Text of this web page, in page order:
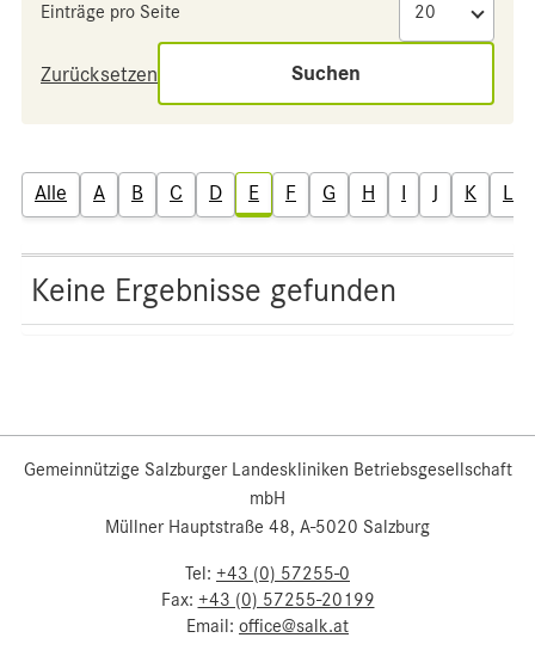
Einträge pro Seite
Zurücksetzen Suchen
Alle A B C D E F G H I J K L
Keine Ergebnisse gefunden
Gemeinnützige Salzburger Landeskliniken Betriebsgesellschaft
mbH
Müllner Hauptstraße 48, A-5020 Salzburg
Tel: +43 (0) 57255-0
Fax: +43 (0) 57255-20199
Email: office@salk.at